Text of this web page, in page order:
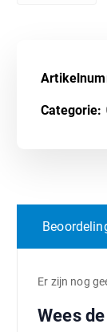
Categorie:
Er zijn nog
Wees